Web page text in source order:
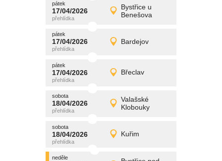
pátek
17/04/2026
Bystřice u
Benešova
pátek
17/04/2026 Detail
promítání
pátek
17/04/2026 Bardejov
pátek
17/04/2026 Detail
promítání
pátek
17/04/2026 Břeclav
pátek
17/04/2026 Detail
promítání
sobota
18/04/2026
Valašské
Klobouky
sobota
18/04/2026 Detail
promítání
sobota
18/04/2026 Kuřim
sobota
18/04/2026 Detail
promítání
neděle